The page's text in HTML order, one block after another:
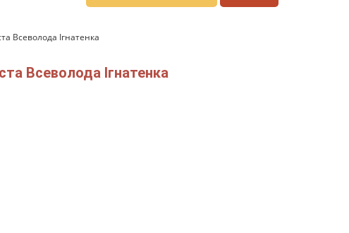
Всеволода Ігнатенка
Всеволода Ігнатенка